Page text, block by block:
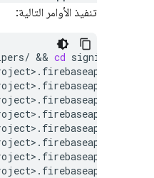
تنفيذ الأوامر التالية:
&& cd signin_helpers
__/
__/